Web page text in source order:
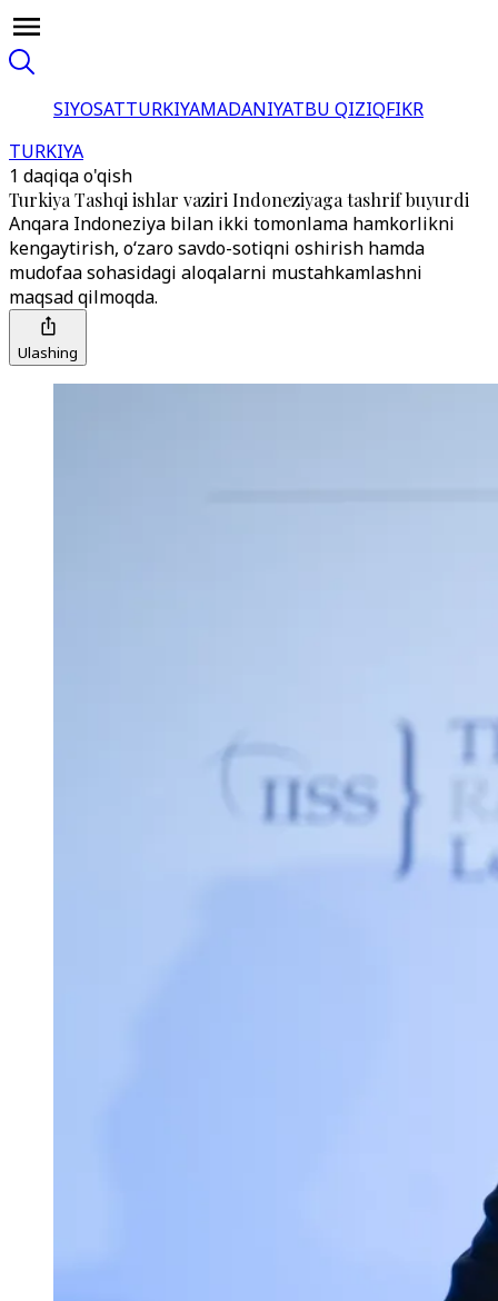
SIYOSATTURKIYAMADANIYATBU QIZIQFIKR
TURKIYA
1 daqiqa o'qish
Turkiya Tashqi ishlar vaziri Indoneziyaga tashrif buyurdi
Anqara Indoneziya bilan ikki tomonlama hamkorlikni
kengaytirish, o‘zaro savdo-sotiqni oshirish hamda
mudofaa sohasidagi aloqalarni mustahkamlashni
maqsad qilmoqda.
Ulashing